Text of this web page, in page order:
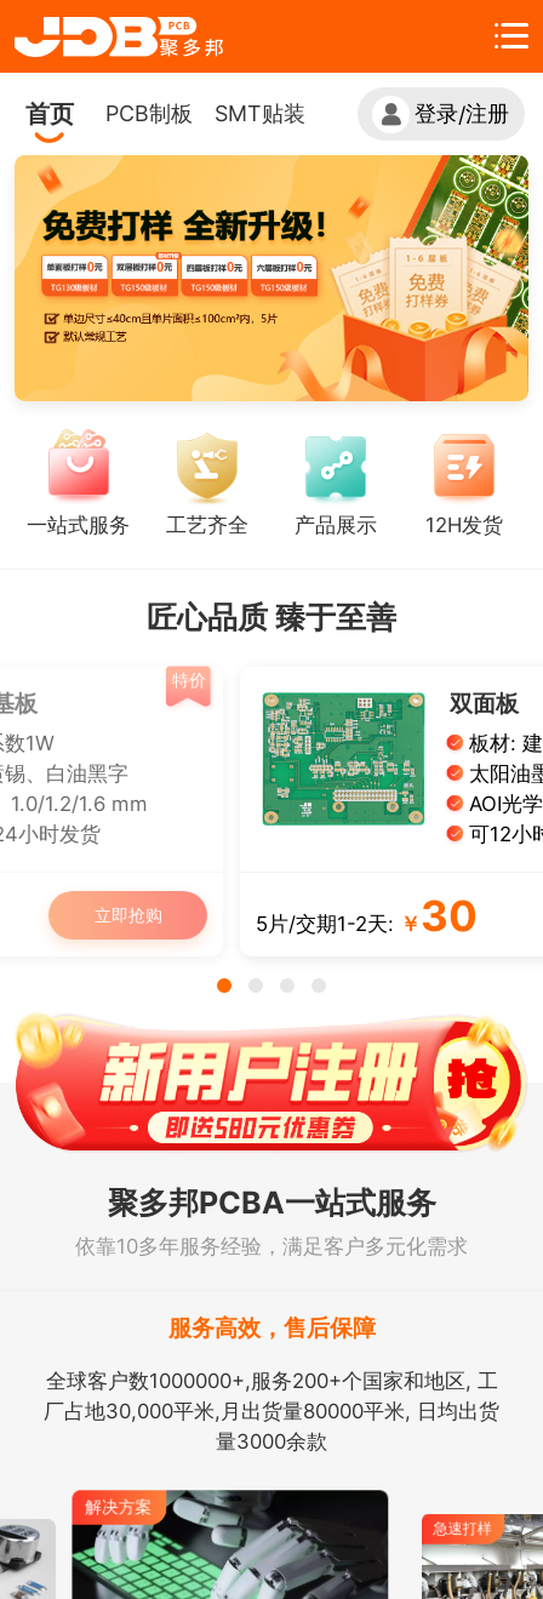
首页 PCB制板 SMT贴装 登录/注册
一站式服务 工艺齐全 产品展示 12H发货
匠心品质 臻于至善
双面板
板材: 建滔TG150板材
太阳油墨
AOI光学扫描+飞针 双重测试
5片/交期1-2天: 30 立即抢购
聚多邦PCBA一站式服务
依靠10多年服务经验，满足客户多元化需求
服务高效，售后保障
全球客户数1000000+,服务200+个国家和地区, 工
厂占地30,000平米,月出货量80000平米, 日均出货
量3000余款
急速打样
急速打样